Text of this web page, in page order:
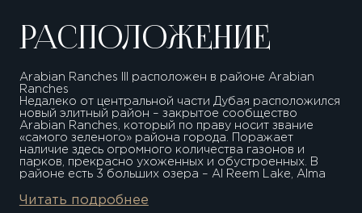
РАСПОЛОЖЕНИЕ
Arabian Ranches III расположен в районе Arabian
Ranches
Недалеко от центральной части Дубая расположился
новый элитный район – закрытое сообщество
Arabian Ranches, который по праву носит звание
«самого зеленого» района города. Поражает
наличие здесь огромного количества газонов и
парков, прекрасно ухоженных и обустроенных. В
районе есть 3 больших озера – Al Reem Lake, Alma
5 минут Global Village
Читать подробнее